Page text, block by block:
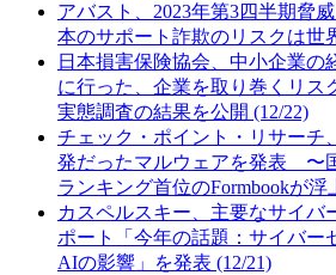
アバスト、2023年第3四半期脅
本のサポート詐欺のリスクは世
日本損害保険協会、中小企業の
に行った、企業を取り巻くリス
実態調査の結果を公開 (12/22)
チェック・ポイント・リサーチ
発だったマルウェアを発表 〜
ランキング首位のFormbookが浮
カスペルスキー、主要なサイバ
ポート「今年の話題：サイバー
AIの影響」を発表 (12/21)